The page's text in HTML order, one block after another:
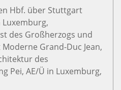
Hbf. über Stuttgart
Luxemburg,
des Großherzogs und
Grand-Duc Jean,
des
Pei, AE/Ü in Luxemburg,